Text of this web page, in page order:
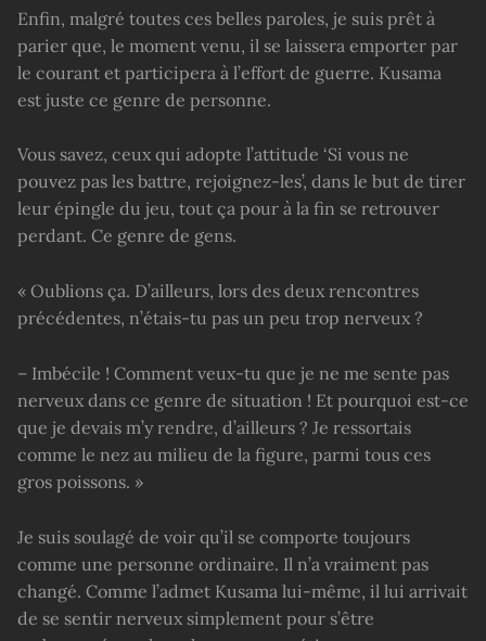
Enfin, malgré toutes ces belles paroles, je suis prêt à
parier que, le moment venu, il se laissera emporter par
le courant et participera à l’effort de guerre. Kusama
est juste ce genre de personne.
Vous savez, ceux qui adopte l’attitude ‘Si vous ne
pouvez pas les battre, rejoignez-les’, dans le but de tirer
leur épingle du jeu, tout ça pour à la fin se retrouver
perdant. Ce genre de gens.
« Oublions ça. D’ailleurs, lors des deux rencontres
précédentes, n’étais-tu pas un peu trop nerveux ?
– Imbécile ! Comment veux-tu que je ne me sente pas
nerveux dans ce genre de situation ! Et pourquoi est-ce
que je devais m’y rendre, d’ailleurs ? Je ressortais
comme le nez au milieu de la figure, parmi tous ces
gros poissons. »
Je suis soulagé de voir qu’il se comporte toujours
comme une personne ordinaire. Il n’a vraiment pas
changé. Comme l’admet Kusama lui-même, il lui arrivait
de se sentir nerveux simplement pour s’être